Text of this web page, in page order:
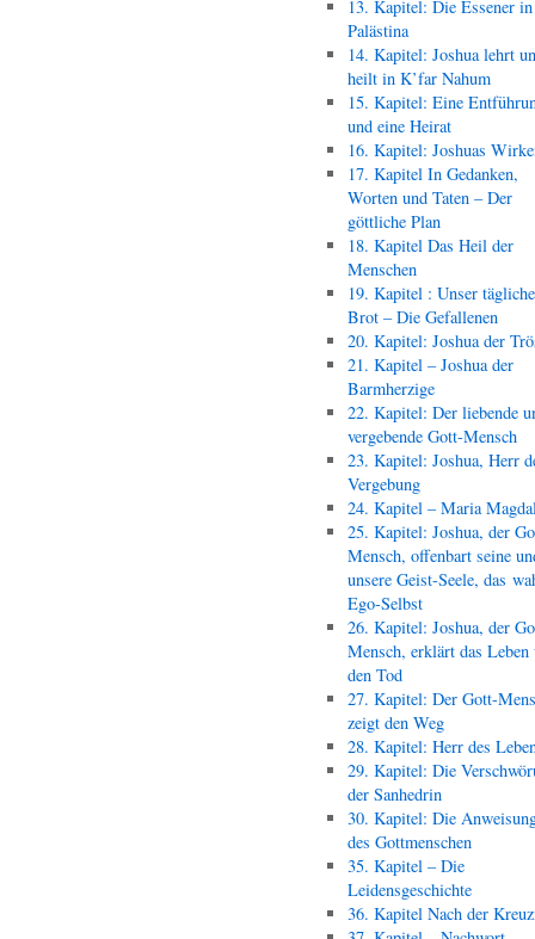
13. Kapitel: Die Essener in
Palästina
14. Kapitel: Joshua lehrt
heilt in K’far Nahum
15. Kapitel: Eine
und eine Heirat
16. Kapitel: Joshuas
17. Kapitel In Gedanken,
Worten und Taten – Der
göttliche Plan
18. Kapitel Das Heil der
Menschen
19. Kapitel : Unser
Brot – Die Gefallenen
20. Kapitel: Joshua der
21. Kapitel – Joshua der
Barmherzige
22. Kapitel: Der liebende
vergebende Gott-Mensch
23. Kapitel: Joshua, Herr
Vergebung
24. Kapitel – Maria
25. Kapitel: Joshua, der
Mensch, offenbart seine
unsere Geist-Seele, das
Ego-Selbst
26. Kapitel: Joshua, der
Mensch, erklärt das Leben
den Tod
27. Kapitel: Der Gott-
zeigt den Weg
28. Kapitel: Herr des
29. Kapitel: Die
der Sanhedrin
30. Kapitel: Die
des Gottmenschen
35. Kapitel – Die
Leidensgeschichte
36. Kapitel Nach der